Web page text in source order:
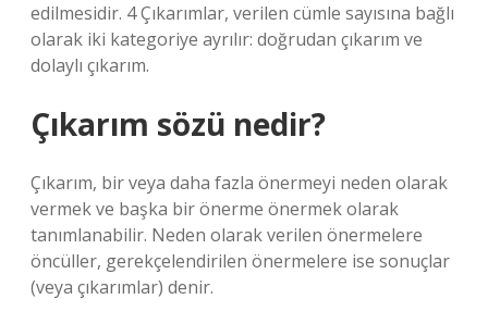
edilmesidir. 4 Çıkarımlar, verilen cümle sayısına bağlı
olarak iki kategoriye ayrılır: doğrudan çıkarım ve
dolaylı çıkarım.
Çıkarım sözü nedir?
Çıkarım, bir veya daha fazla önermeyi neden olarak
vermek ve başka bir önerme önermek olarak
tanımlanabilir. Neden olarak verilen önermelere
öncüller, gerekçelendirilen önermelere ise sonuçlar
(veya çıkarımlar) denir.